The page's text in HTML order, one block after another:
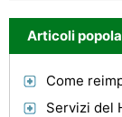
Articoli
Servizi del